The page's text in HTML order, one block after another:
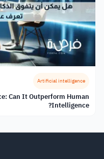
Artificial intelligence
Can It Outperform Human
Intelligence?